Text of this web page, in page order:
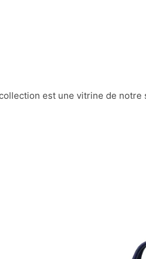
est une vitrine de notre